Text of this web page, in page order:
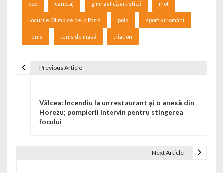
box canotaj gimnastică artistică înot
Jocurile Olimpice de la Paris polo sportivi români
Tenis tenis de masă triatlon
Previous Article
Vâlcea: Incendiu la un restaurant şi o anexă din
Horezu; pompierii intervin pentru stingerea
focului
Next Article